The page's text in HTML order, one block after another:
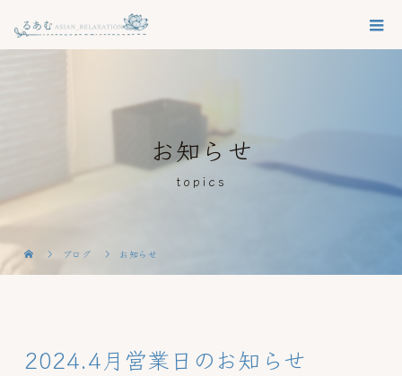
お知らせ
topics
ブログ お知らせ
2024.4月営業日のお知らせ